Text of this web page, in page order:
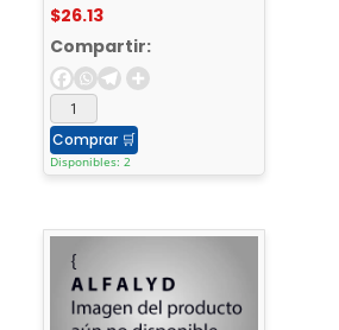
$26.13
Compartir:
Comprar 🛒
Disponibles: 2